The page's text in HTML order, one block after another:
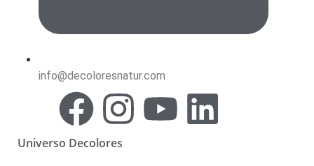
info@decoloresnatur.com
Universo Decolores